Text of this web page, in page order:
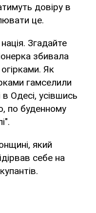
довіру в
це.
Згадайте
збивала
Як
гамселили
Одесі, усівшись
по буденному
який
себе на